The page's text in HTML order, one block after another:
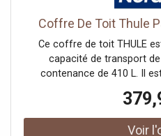
Coffre De Toit Thule
Ce coffre de toit THULE
capacité de transport
contenance de 410 L. Il
d'une seule main. Son
garantit une sécurité
être retirée uniquement si